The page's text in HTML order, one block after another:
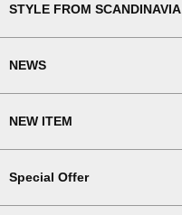
STYLE FROM SCANDINAVIA
NEWS
NEW ITEM
Special Offer